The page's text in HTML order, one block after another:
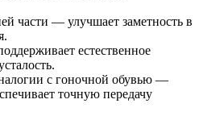
части — улучшает заметность в
естественное
с гоночной обувью —
точную передачу